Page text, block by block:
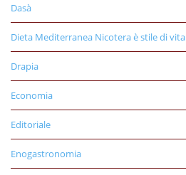
Dasà
Dieta Mediterranea Nicotera è stile di vita
Drapia
Economia
Editoriale
Enogastronomia